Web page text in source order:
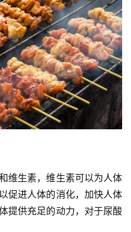
维生素，维生素可以为人体
促进人体的消化，加快人体
提供充足的动力，对于尿酸